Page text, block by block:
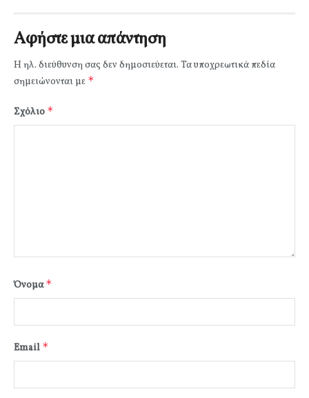
Αφήστε μια απάντηση
Η ηλ. διεύθυνση σας δεν δημοσιεύεται. Τα υποχρεωτικά πεδία
σημειώνονται με *
Σχόλιο *
Όνομα*
Email *